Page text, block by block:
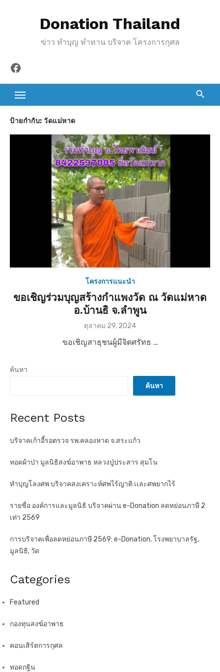
Donation Thailand
ข่าว ทำบุญ ทำทาน บริจาค โครงการกุศล
Facebook
ป้ายกำกับ: วัดแม่หาด
โครงการแนะนำ
ขอเชิญร่วมบุญสร้างกำแพงวัด ณ วัดแม่หาด
อ.บ้านธิ จ.ลำพูน
P
s
ตุลาคม 29, 2024
ขอเชิญสาธุชนผู้มีจิตศรัทธ …
ค้นหา
ค้นหา
Recent Posts
บริจาคเก้าอี้รอตรวจ รพ.คลองหาด จ.สระแก้ว
ทอดผ้าป่า มูลนิธิสงฆ์อาพาธ หลวงปู่ประสาร สุมโน
ทำบุญโลงศพ บริจาคสงเคราะห์ศพไร้ญาติ เเละศพยากไร้
รายชื่อ องค์การและมูลนิธิ บริจาคผ่าน e-Donation ลดหย่อนภาษี 2
เท่า 2569
การบริจาคเพื่อลดหย่อนภาษี 2569: e-Donation, โรงพยาบาลรัฐ,
มูลนิธิ, วัด
Categories
Featured
กองทุนสงฆ์อาพาธ
คอนเสิร์ตการกุศล
ทอดกฐิน